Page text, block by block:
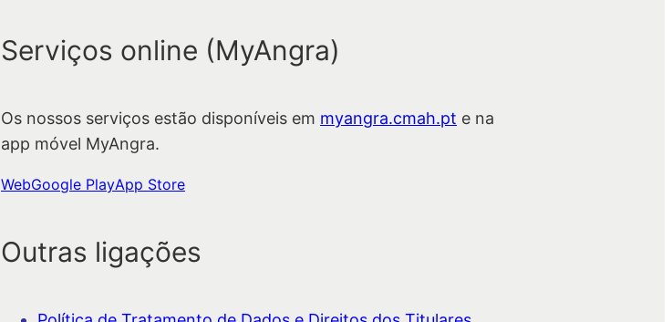
Serviços online (MyAngra)
Os nossos serviços estão disponíveis em myangra.cmah.pt e na
app móvel MyAngra.
WebGoogle PlayApp Store
Outras ligações